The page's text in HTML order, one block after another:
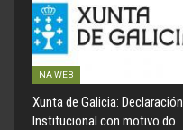
NA WEB
Xunta de Galicia: Declaración
Institucional con motivo do